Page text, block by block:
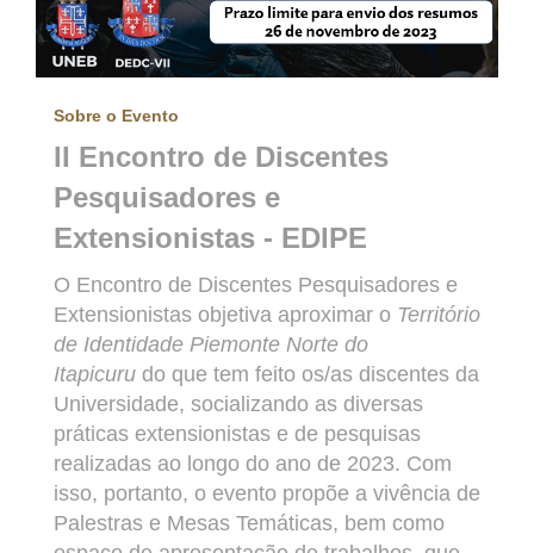
Sobre o Evento
II Encontro de Discentes
Pesquisadores e
Extensionistas - EDIPE
O Encontro de Discentes Pesquisadores e
Extensionistas objetiva aproximar o Território
de Identidade Piemonte Norte do
Itapicuru do que tem feito os/as discentes da
Universidade, socializando as diversas
práticas extensionistas e de pesquisas
realizadas ao longo do ano de 2023. Com
isso, portanto, o evento propõe a vivência de
Palestras e Mesas Temáticas, bem como